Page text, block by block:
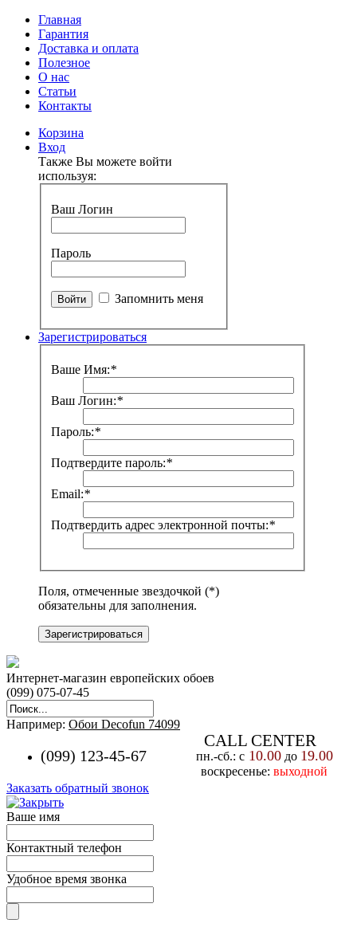
Главная
Гарантия
Доставка и оплата
Полезное
О нас
Статьи
Контакты
Корзина
Вход
Также Вы можете войти
используя:
Ваш Логин
Пароль
Запомнить меня
Зарегистрироваться
Ваше Имя:*
Ваш Логин:*
Пароль:*
Подтвердите пароль:*
Email:*
Подтвердить адрес электронной почты:*
Поля, отмеченные звездочкой (*)
обязательны для заполнения.
Зарегистрироваться
Интернет-магазин европейских обоев
(099) 075-07-45
Например: Обои Decofun 74099
(099) 123-45-67
CALL CENTER
пн.-cб.: с10.00до 19.00
воскресенье: выходной
Заказать обратный звонок
Ваше имя
Контактный телефон
Удобное время звонка